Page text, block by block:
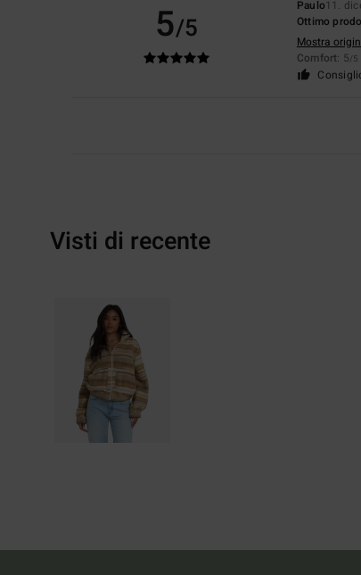
5/5
Paulo11.
Ottimo
Mostra
Comfort: 5/5
Visti di recente